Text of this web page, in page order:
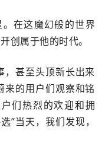
在这魔幻般的世界
创属于他的时代。
，甚至头顶新长出来
来的用户们观察和铭
们热烈的欢迎和拥
”当天，我们发现，